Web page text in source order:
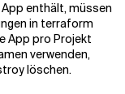
enthält, müssen
in terraform
App pro Projekt
verwenden,
löschen.